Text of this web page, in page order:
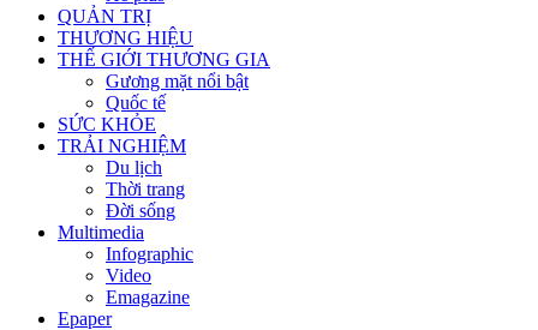
QUẢN TRỊ
THƯƠNG HIỆU
THẾ GIỚI THƯƠNG GIA
Gương mặt nổi bật
Quốc tế
SỨC KHỎE
TRẢI NGHIỆM
Du lịch
Thời trang
Đời sống
Multimedia
Infographic
Video
Emagazine
Epaper